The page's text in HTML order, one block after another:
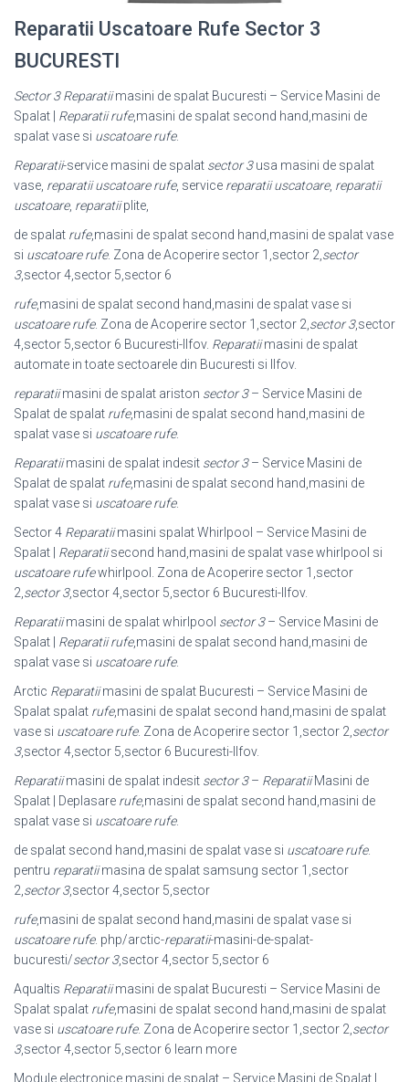
Reparatii Uscatoare Rufe Sector 3
BUCURESTI
Sector 3 Reparatiimasini de spalat Bucuresti – Service Masini de
Spalat | Reparatii rufe,masini de spalat second hand,masini de
spalat vase si uscatoare rufe.
Reparatii-service masini de spalat sector 3usa masini de spalat
vase, reparatii uscatoare rufe, service reparatii uscatoare, reparatii
uscatoare, reparatiiplite,
de spalat rufe,masini de spalat second hand,masini de spalat vase
si uscatoare rufe. Zona de Acoperire sector 1,sector 2,sector
3,sector 4,sector 5,sector 6
rufe,masini de spalat second hand,masini de spalat vase si
uscatoare rufe. Zona de Acoperire sector 1,sector 2,sector 3,sector
4,sector 5,sector 6 Bucuresti- Ilfov. Reparatiimasini de spalat
automate in toate sectoarele din Bucuresti si Ilfov.
reparatiimasini de spalat ariston sector 3– Service Masini de
Spalat de spalat rufe,masini de spalat second hand,masini de
spalat vase si uscatoare rufe.
Reparatiimasini de spalat indesit sector 3– Service Masini de
Spalat de spalat rufe,masini de spalat second hand,masini de
spalat vase si uscatoare rufe.
Sector 4 Reparatiimasini spalat Whirlpool – Service Masini de
Spalat | Reparatiisecond hand,masini de spalat vase whirlpool si
uscatoare rufewhirlpool. Zona de Acoperire sector 1,sector
2,sector 3,sector 4,sector 5,sector 6 Bucuresti-Ilfov.
Reparatiimasini de spalat whirlpool sector 3– Service Masini de
Spalat | Reparatii rufe,masini de spalat second hand,masini de
spalat vase si uscatoare rufe.
Arctic Reparatiimasini de spalat Bucuresti – Service Masini de
Spalat spalat rufe,masini de spalat second hand,masini de spalat
vase si uscatoare rufe. Zona de Acoperire sector 1,sector 2,sector
3,sector 4,sector 5,sector 6 Bucuresti-Ilfov.
Reparatiimasini de spalat indesit sector 3– ReparatiiMasini de
Spalat | Deplasare rufe,masini de spalat second hand,masini de
spalat vase si uscatoare rufe.
de spalat second hand,masini de spalat vase si uscatoare rufe.
pentru reparatiimasina de spalat samsung sector 1,sector
2,sector 3,sector 4,sector 5,sector
rufe,masini de spalat second hand,masini de spalat vase si
uscatoare rufe. php/arctic-reparatii-masini-de-spalat-
bucuresti/sector 3,sector 4,sector 5,sector 6
Aqualtis Reparatiimasini de spalat Bucuresti – Service Masini de
Spalat spalat rufe,masini de spalat second hand,masini de spalat
vase si uscatoare rufe. Zona de Acoperire sector 1,sector 2,sector
3,sector 4,sector 5,sector 6 learn more
Module electronice masini de spalat – Service Masini de Spalat |